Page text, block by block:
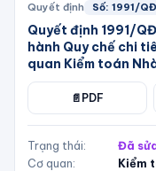
Quyết định Số: 1991/
Quyết định 1991/
hành Quy chế chi
quan Kiểm toán
📄 PDF
Trạng thái:
Đã
Cơ quan:
Kiểm